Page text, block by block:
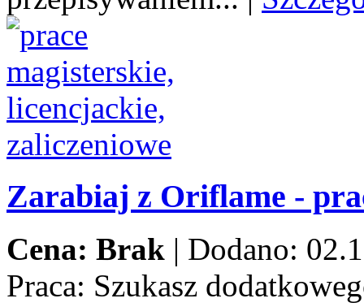
Zarabiaj z Oriflame -
Cena: Brak | Dodano:
Praca: Szukasz